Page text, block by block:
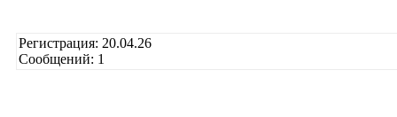
Регистрация: 20.04.26
Сообщений: 1